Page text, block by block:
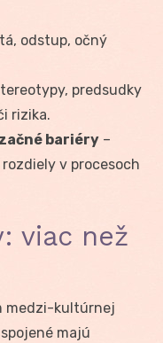
odstup, očný
predsudky
rizika.
bariéry –
v procesoch
viac než
medzi-kultúrnej
majú